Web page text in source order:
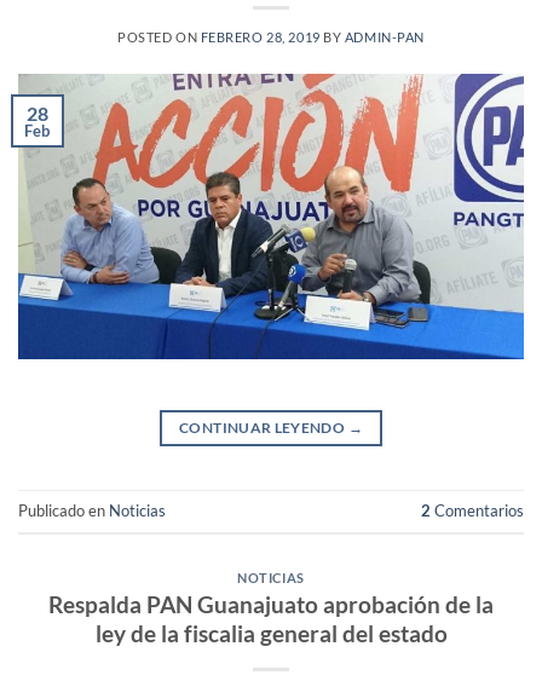
POSTED ON FEBRERO 28, 2019 BY ADMIN-PAN
28
Feb
CONTINUAR LEYENDO →
Publicado en Noticias 2 Comentarios
NOTICIAS
Respalda PAN Guanajuato aprobación de la
ley de la fiscalia general del estado